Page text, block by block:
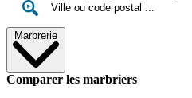
Marbrerie
Comparer les marbriers